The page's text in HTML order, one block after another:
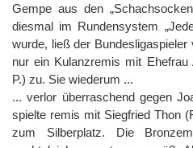
Gempe aus den
diesmal im Rundensystem
wurde, ließ der
nur ein Kulanzremis mit
P.) zu. Sie wiederum ...
... verlor überraschend gegen
spielte remis mit Siegfried Thon
zum Silberplatz. Die